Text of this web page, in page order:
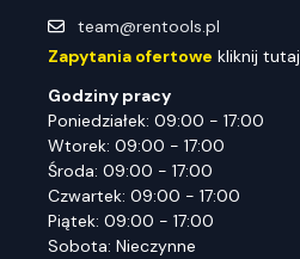
team@rentools.pl
Zapytania ofertowe kliknij tutaj
Godziny pracy
Poniedziałek: 09:00 - 17:00
Wtorek: 09:00 - 17:00
Środa: 09:00 - 17:00
Czwartek: 09:00 - 17:00
Piątek: 09:00 - 17:00
Sobota: Nieczynne